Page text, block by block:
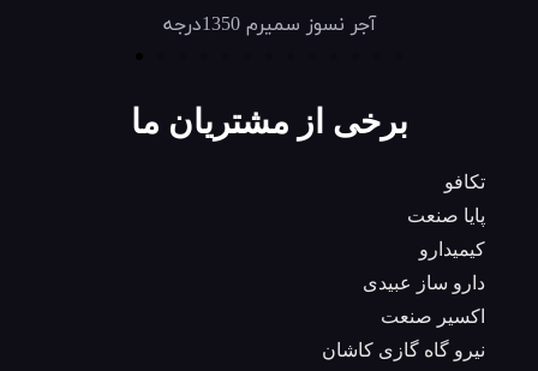
آجر نسوز طبس 1300درجه
برخی از مشتریان ما
تکافو
پایا صنعت
کیمیدارو
دارو ساز عبیدی
اکسیر صنعت
نیرو گاه گازی کاشان